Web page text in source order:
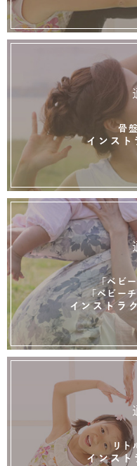
骨
インスト
「ベビ
「ベビー
インストラ
リト
インスト